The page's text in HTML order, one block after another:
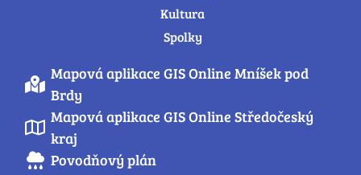
Kultura
Spolky
Mapová aplikace GIS Online Mníšek pod
Brdy
Mapová aplikace GIS Online Středočeský
kraj
Povodňový plán